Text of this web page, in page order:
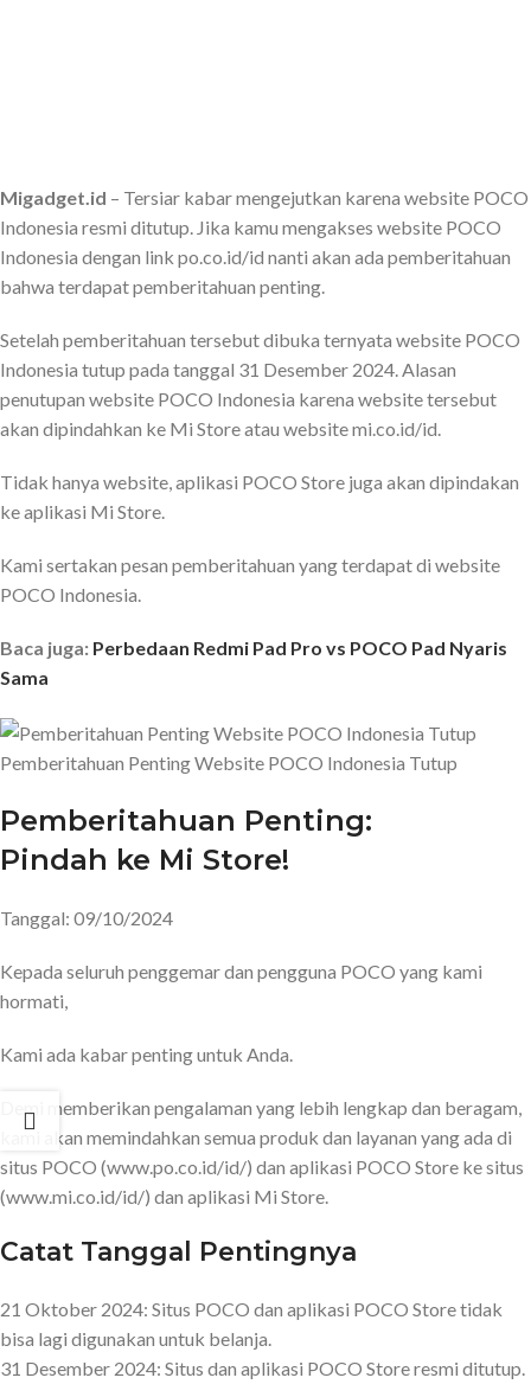
Migadget.id – Tersiar kabar mengejutkan karena website POCO
Indonesia resmi ditutup. Jika kamu mengakses website POCO
Indonesia dengan link po.co.id/id nanti akan ada pemberitahuan
bahwa terdapat pemberitahuan penting.
Setelah pemberitahuan tersebut dibuka ternyata website POCO
Indonesia tutup pada tanggal 31 Desember 2024. Alasan
penutupan website POCO Indonesia karena website tersebut
akan dipindahkan ke Mi Store atau website mi.co.id/id.
Tidak hanya website, aplikasi POCO Store juga akan dipindakan
ke aplikasi Mi Store.
Kami sertakan pesan pemberitahuan yang terdapat di website
POCO Indonesia.
Baca juga: Perbedaan Redmi Pad Pro vs POCO Pad Nyaris
Sama
Pemberitahuan Penting Website POCO Indonesia Tutup
Pemberitahuan Penting:
Pindah ke Mi Store!
Tanggal: 09/10/2024
Kepada seluruh penggemar dan pengguna POCO yang kami
hormati,
Kami ada kabar penting untuk Anda.
Demi memberikan pengalaman yang lebih lengkap dan beragam,
kami akan memindahkan semua produk dan layanan yang ada di
situs POCO (www.po.co.id/id/) dan aplikasi POCO Store ke situs
(www.mi.co.id/id/) dan aplikasi Mi Store.
Catat Tanggal Pentingnya
21 Oktober 2024: Situs POCO dan aplikasi POCO Store tidak
bisa lagi digunakan untuk belanja.
31 Desember 2024: Situs dan aplikasi POCO Store resmi ditutup.